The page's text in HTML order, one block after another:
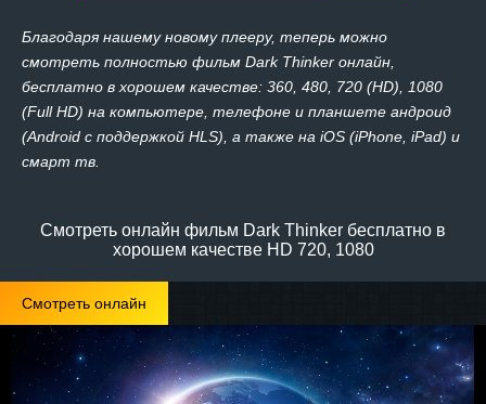
Благодаря нашему новому плееру, теперь можно
смотреть полностью фильм Dark Thinker онлайн,
бесплатно в хорошем качестве: 360, 480, 720 (HD), 1080
(Full HD) на компьютере, телефоне и планшете андроид
(Android с поддержкой HLS), а также на iOS (iPhone, iPad) и
смарт тв.
Смотреть онлайн фильм Dark Thinker бесплатно в
хорошем качестве HD 720, 1080
Смотреть онлайн